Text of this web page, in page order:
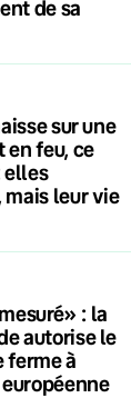
de sa
sur une
en feu, ce
elles
leur vie
: la
autorise le
ferme à